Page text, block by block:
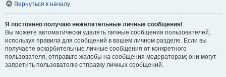
Вернуться к началу
Я постоянно получаю нежелательные личные сообщения!
Вы можете автоматически удалять личные сообщения пользователей,
используя правила для сообщений в вашем личном разделе. Если вы
получаете оскорбительные личные сообщения от конкретного
пользователя, отправьте жалобы на сообщения модераторам; они могут
запретить пользователю отправку личных сообщений.